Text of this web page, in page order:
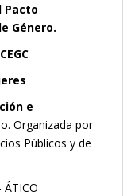
Pacto
Género.
e
Organizada por
Públicos y de
ÁTICO